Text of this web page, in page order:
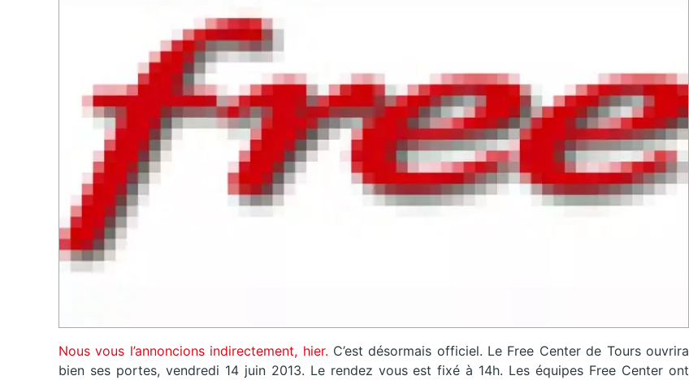
Nous vous l’annoncions indirectement, hier. C’est désormais officiel. Le Free Center de Tours ouvrira
bien ses portes, vendredi 14 juin 2013. Le rendez vous est fixé à 14h. Les équipes Free Center ont